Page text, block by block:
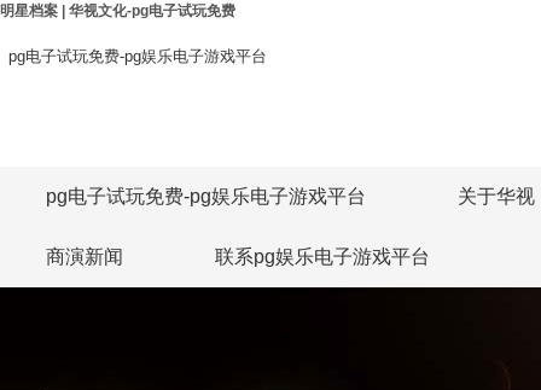
明星档案 | 华视文化-pg电子试玩免费
pg电子试玩免费-pg娱乐电子游戏平台
pg电子试玩免费-pg娱乐电子游戏平台 关于华视
商演新闻 联系pg娱乐电子游戏平台